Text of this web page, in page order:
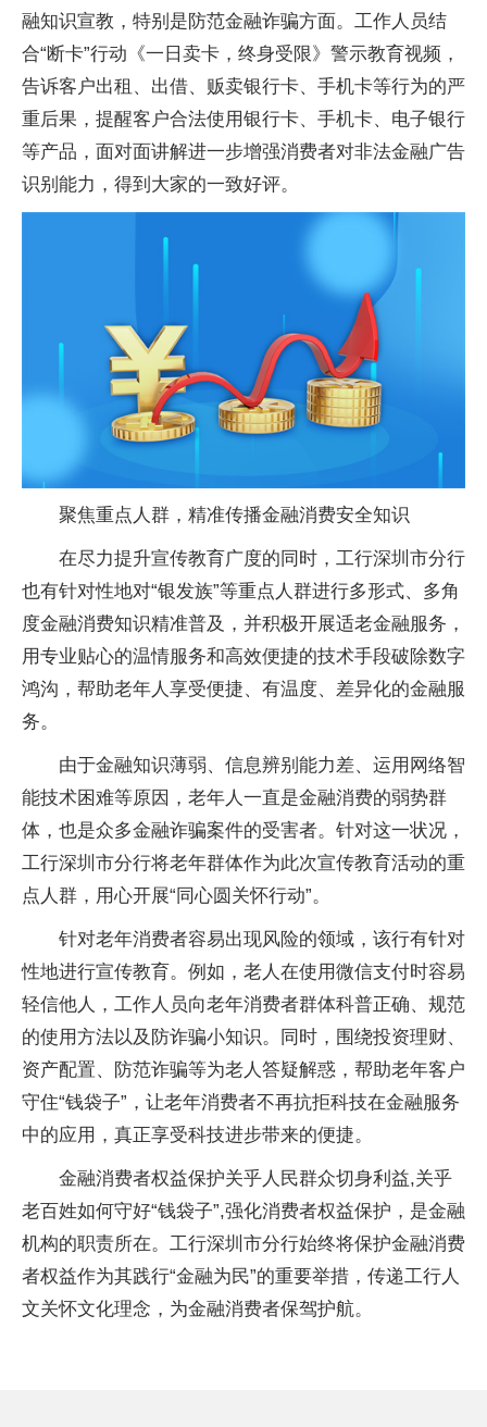
融知识宣教，特别是防范金融诈骗方面。工作人员结
合“断卡”行动《一日卖卡，终身受限》警示教育视频，
告诉客户出租、出借、贩卖银行卡、手机卡等行为的严
重后果，提醒客户合法使用银行卡、手机卡、电子银行
等产品，面对面讲解进一步增强消费者对非法金融广告
识别能力，得到大家的一致好评。
聚焦重点人群，精准传播金融消费安全知识
在尽力提升宣传教育广度的同时，工行深圳市分行
也有针对性地对“银发族”等重点人群进行多形式、多角
度金融消费知识精准普及，并积极开展适老金融服务，
用专业贴心的温情服务和高效便捷的技术手段破除数字
鸿沟，帮助老年人享受便捷、有温度、差异化的金融服
务。
由于金融知识薄弱、信息辨别能力差、运用网络智
能技术困难等原因，老年人一直是金融消费的弱势群
体，也是众多金融诈骗案件的受害者。针对这一状况，
工行深圳市分行将老年群体作为此次宣传教育活动的重
点人群，用心开展“同心圆关怀行动”。
针对老年消费者容易出现风险的领域，该行有针对
性地进行宣传教育。例如，老人在使用微信支付时容易
轻信他人，工作人员向老年消费者群体科普正确、规范
的使用方法以及防诈骗小知识。同时，围绕投资理财、
资产配置、防范诈骗等为老人答疑解惑，帮助老年客户
守住“钱袋子”，让老年消费者不再抗拒科技在金融服务
中的应用，真正享受科技进步带来的便捷。
金融消费者权益保护关乎人民群众切身利益,关乎
老百姓如何守好“钱袋子”,强化消费者权益保护，是金融
机构的职责所在。工行深圳市分行始终将保护金融消费
者权益作为其践行“金融为民”的重要举措，传递工行人
文关怀文化理念，为金融消费者保驾护航。